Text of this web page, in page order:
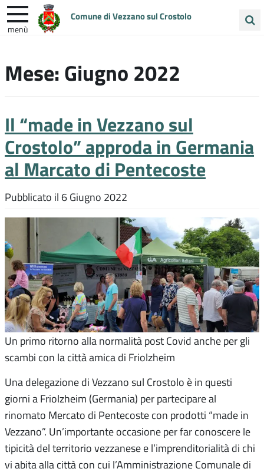
Comune di Vezzano sul Crostolo
menù
sito
UNIONE COLLINE MATILDICHE
Mese:Giugno 2022
Il “made in Vezzano sul
Crostolo” approda in Germania
al Marcato di Pentecoste
Pubblicato il 6 Giugno 2022
Un primo ritorno alla normalità post Covid anche per gli
scambi con la città amica di Friolzheim
Una delegazione di Vezzano sul Crostolo è in questi
giorni a Friolzheim (Germania) per partecipare al
rinomato Mercato di Pentecoste con prodotti “made in
Vezzano”. Un’importante occasione per far conoscere le
tipicità del territorio vezzanese e l’imprenditorialità di chi
vi abita alla città con cui l’Amministrazione Comunale di